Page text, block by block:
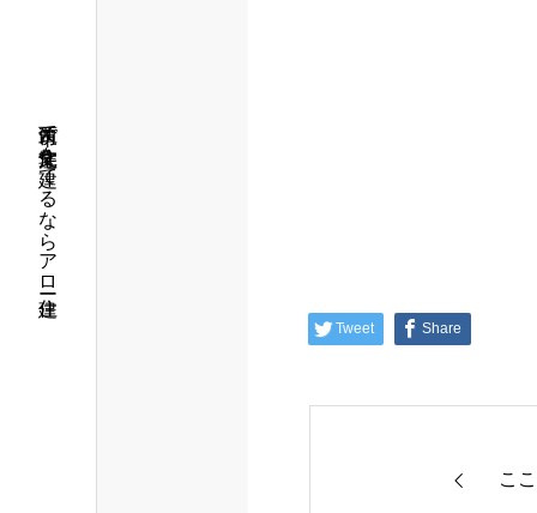
筑西市で注文住宅を建てるならアロー住建
Tweet Share
こ